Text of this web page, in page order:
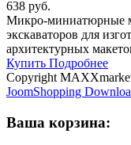
638 руб.
Микро-миниатюрные
экскаваторов для
архитектурных
Купить Подробнее
Copyright
JoomShopping
Ваша корзина: